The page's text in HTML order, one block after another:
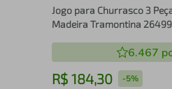
Jogo para Churrasco 3
Madeira Tramontina
6.467
R$ 184,30 -5%